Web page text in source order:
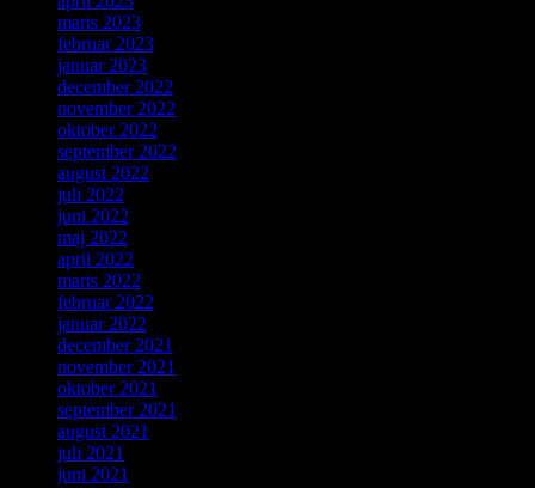
marts 2023
februar 2023
januar 2023
december 2022
november 2022
oktober 2022
september 2022
august 2022
juli 2022
juni 2022
maj 2022
april 2022
marts 2022
februar 2022
januar 2022
december 2021
november 2021
oktober 2021
september 2021
august 2021
juli 2021
juni 2021